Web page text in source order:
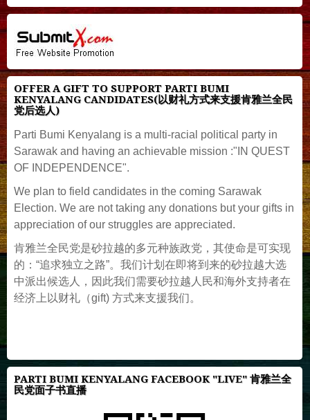
OFFER A GIFT TO SUPPORT PARTI BUMI
KENYALANG CANDIDATES(以财礼方式来支援肯雅兰全民
党后选人)
Parti Bumi Kenyalang is a multi-racial political party in
Sarawak and having an achievable mission :"IN QUEST
OF INDEPENDENCE".
We plan to field candidates in the coming Sarawak
Election. We are not taking any donations but your gifts in
appreciation of our struggles are appreciated.
肯雅兰全民党是砂拉越的多元种族政党，其使命是可实现
的：“追求独立之路”。我们计划在即将到来的砂拉越大选
中派出候选人，因此我们需要砂拉越人民和海外支持者在
经济上以财礼（gift) 方式来支援我们。
PARTI BUMI KENYALANG FACEBOOK "LIVE" 肯雅兰全
民党面子书直播